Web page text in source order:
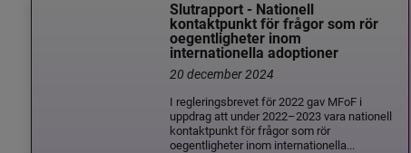
Slutrapport - Nationell
kontaktpunkt för frågor som rör
oegentligheter inom
internationella adoptioner
20 december 2024
I regleringsbrevet för 2022 gav MFoF i
uppdrag att under 2022–2023 vara nationell
kontaktpunkt för frågor som rör
oegentligheter inom internationella...